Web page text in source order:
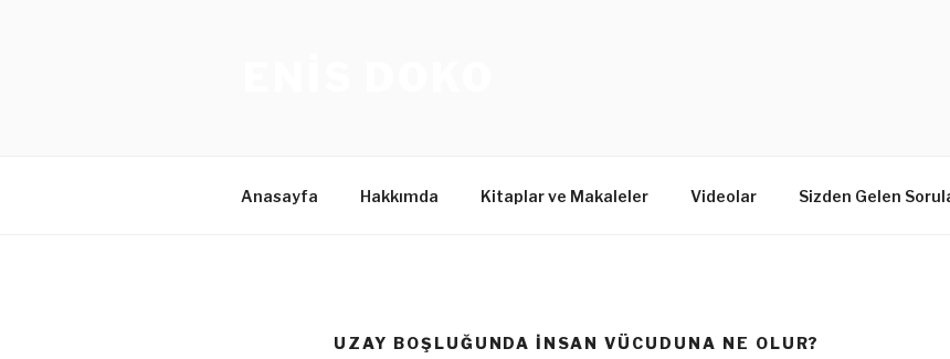
Anasayfa Hakkımda Kitaplar ve Makaleler Videolar Sizden Gelen
UZAY BOŞLUĞUNDA INSAN VÜCUDUNA NE OLUR?